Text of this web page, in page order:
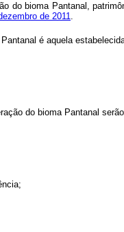
do bioma Pantanal,
de 2011.
é aquela
do bioma Pantanal